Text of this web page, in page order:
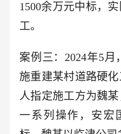
1500余万元中标，
工。
案例三：2024年5
施重建某村道路硬
人指定施工方为魏
一系列操作，安宏